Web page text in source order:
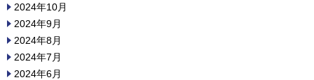
2024年10月
2024年9月
2024年8月
2024年7月
2024年6月